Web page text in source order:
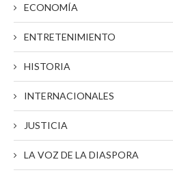
ECONOMÍA
ENTRETENIMIENTO
HISTORIA
INTERNACIONALES
JUSTICIA
LA VOZ DE LA DIASPORA